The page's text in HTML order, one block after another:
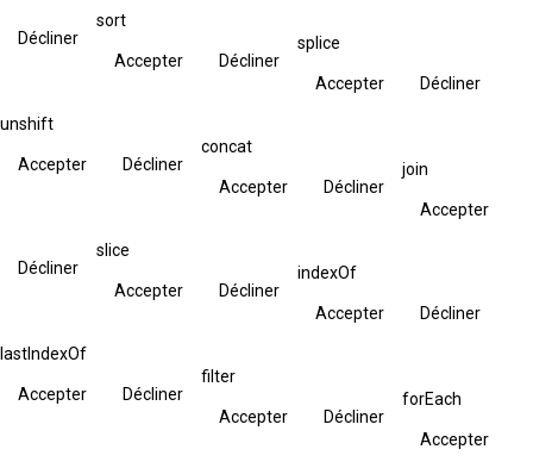
Décliner
sort
Accepter Décliner
splice
Accepter Décliner
unshift
Accepter Décliner
concat
Accepter Décliner
join
Accepter
Décliner
slice
Accepter Décliner
indexOf
Accepter Décliner
lastIndexOf
Accepter Décliner
filter
Accepter Décliner
forEach
Accepter